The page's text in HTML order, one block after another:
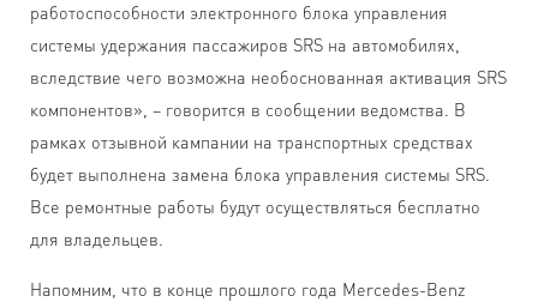
работоспособности электронного блока управления
системы удержания пассажиров SRS на автомобилях,
вследствие чего возможна необоснованная активация SRS
компонентов», – говорится в сообщении ведомства. В
рамках отзывной кампании на транспортных средствах
будет выполнена замена блока управления системы SRS.
Все ремонтные работы будут осуществляться бесплатно
для владельцев.
Напомним, что в конце прошлого года Mercedes-Benz